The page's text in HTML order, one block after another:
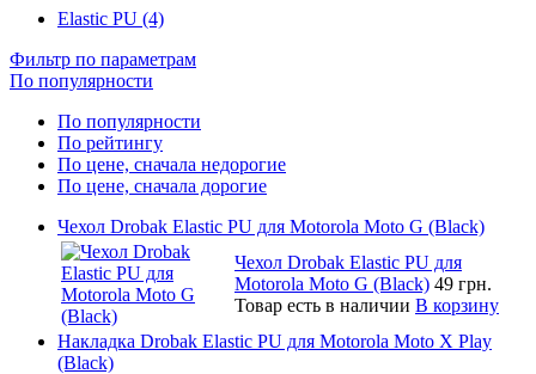
Elastic PU (4)
Фильтр по параметрам
По популярности
По популярности
По рейтингу
По цене, сначала недорогие
По цене, сначала дорогие
Чехол Drobak Elastic PU для Motorola Moto G (Black)
Чехол Drobak Elastic PU для
Motorola Moto G (Black) 49 грн.
Товар есть в наличии В корзину
Накладка Drobak Elastic PU для Motorola Moto X Play
(Black)